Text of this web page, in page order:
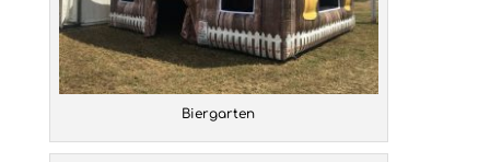
Biergarten